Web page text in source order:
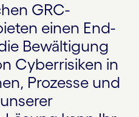
GRC-
einen End-
Bewältigung
Cyberrisiken in
Prozesse und